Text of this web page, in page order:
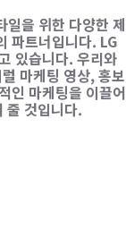
일을 위한 다양한 제
파트너입니다. LG
있습니다. 우리와
마케팅 영상, 홍보
인 마케팅을 이끌어
줄 것입니다.